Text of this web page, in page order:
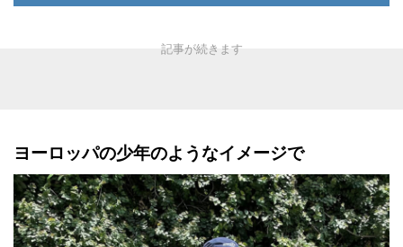
ヨーロッパの少年のようなイメージで